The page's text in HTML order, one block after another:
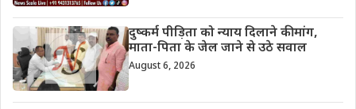
दुष्कर्म पीड़िता को न्याय दिलाने की मांग,
माता-पिता के जेल जाने से उठे सवाल
August 6, 2026